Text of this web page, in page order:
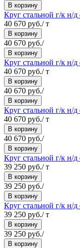
В корзину
Круг стальной г/к н/
40 670 руб./ т
В корзину
40 670 руб./
В корзину
Круг стальной г/к н/
40 670 руб./ т
В корзину
40 670 руб./
В корзину
Круг стальной г/к н/
40 670 руб./ т
В корзину
40 670 руб./
В корзину
Круг стальной г/к н/д
39 250 руб./ т
В корзину
39 250 руб./
В корзину
Круг стальной г/к н/д
39 250 руб./ т
В корзину
39 250 руб./
В корзину